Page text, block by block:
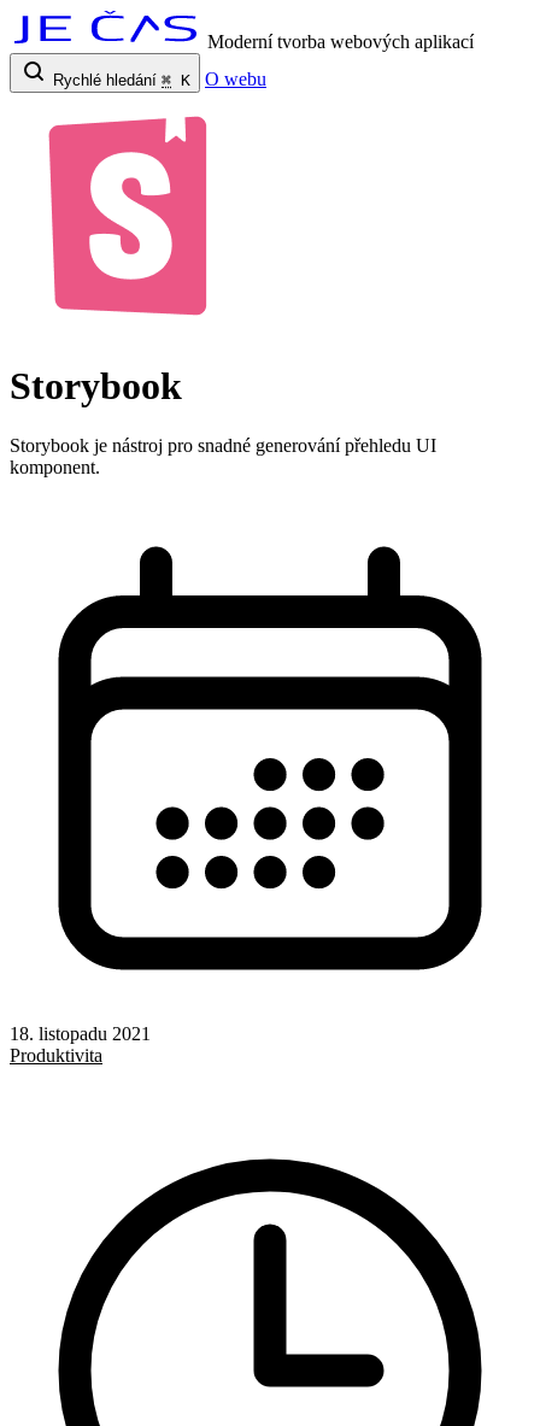
Moderní tvorba webových aplikací
Rychlé hledání ⌘ K O webu
Storybook
Storybook je nástroj pro snadné generování přehledu UI
komponent.
18. listopadu 2021
Produktivita